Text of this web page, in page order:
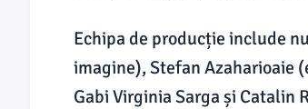
Echipa de producție include
imagine), Stefan Azaharioaie
Gabi Virginia Sarga și